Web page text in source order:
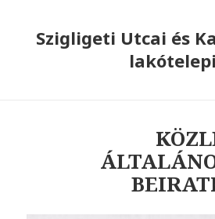
Szigligeti Utcai és